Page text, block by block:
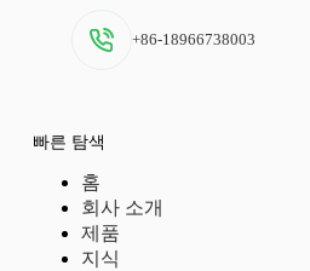
+86-18966738003
빠른 탐색
홈
회사 소개
제품
지식